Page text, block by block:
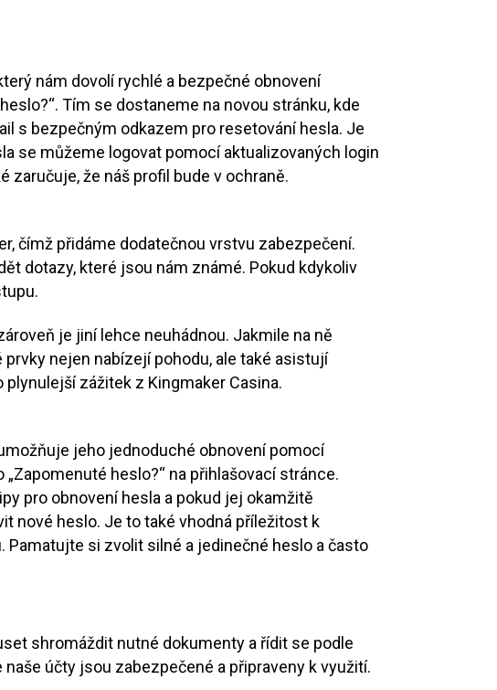
nám dovolí rychlé a bezpečné obnovení
Tím se dostaneme na novou stránku, kde
s bezpečným odkazem pro resetování hesla. Je
se můžeme logovat pomocí aktualizovaných login
že náš profil bude v ochraně.
čímž přidáme dodatečnou vrstvu zabezpečení.
dotazy, které jsou nám známé. Pokud kdykoliv
je jiní lehce neuhádnou. Jakmile na ně
nejen nabízejí pohodu, ale také asistují
zážitek z Kingmaker Casina.
jeho jednoduché obnovení pomocí
heslo?“ na přihlašovací stránce.
pro obnovení hesla a pokud jej okamžitě
nové heslo. Je to také vhodná příležitost k
si zvolit silné a jedinečné heslo a často
shromáždit nutné dokumenty a řídit se podle
účty jsou zabezpečené a připraveny k využití.